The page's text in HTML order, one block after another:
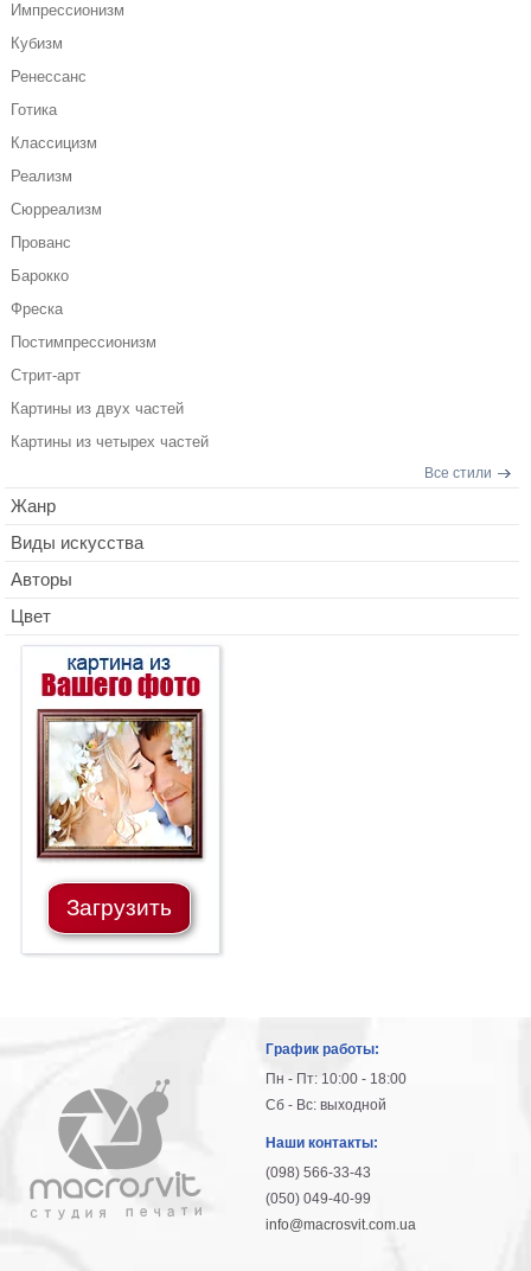
Импрессионизм
Кубизм
Ренессанс
Готика
Классицизм
Реализм
Сюрреализм
Прованс
Барокко
Фреска
Постимпрессионизм
Стрит-арт
Картины из двух частей
Картины из четырех частей
Все стили
Жанр
Виды искусства
Авторы
Цвет
Загрузить
График работы:
Пн - Пт: 10:00 - 18:00
Сб - Вс: выходной
Наши контакты:
(098) 566-33-43
(050) 049-40-99
info@macrosvit.com.ua